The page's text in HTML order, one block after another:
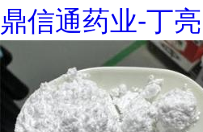
鼎信通药业-丁亮